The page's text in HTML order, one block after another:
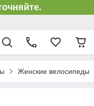
Женские велосипеды